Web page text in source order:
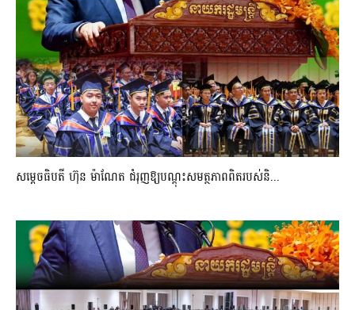
សម្តេចធិបតី ហ៊ុន ម៉ាណែត ជំរុញឱ្យបណ្តុះសមត្ថភាពពិតរបស់និ...